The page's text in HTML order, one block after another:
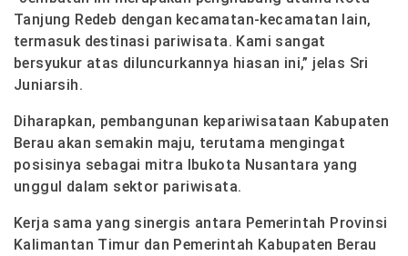
Tanjung Redeb dengan kecamatan-kecamatan lain,
termasuk destinasi pariwisata. Kami sangat
bersyukur atas diluncurkannya hiasan ini,” jelas Sri
Juniarsih.
Diharapkan, pembangunan kepariwisataan Kabupaten
Berau akan semakin maju, terutama mengingat
posisinya sebagai mitra Ibukota Nusantara yang
unggul dalam sektor pariwisata.
Kerja sama yang sinergis antara Pemerintah Provinsi
Kalimantan Timur dan Pemerintah Kabupaten Berau